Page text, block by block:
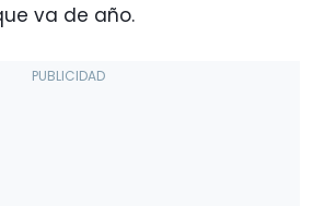
va de año.